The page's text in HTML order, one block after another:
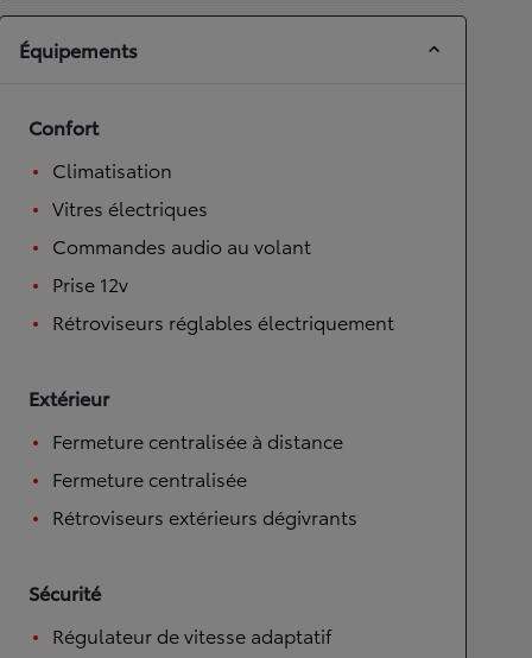
Équipements
Confort
Climatisation
Vitres électriques
Commandes audio au volant
Prise 12v
Rétroviseurs réglables électriquement
Extérieur
Fermeture centralisée à distance
Fermeture centralisée
Rétroviseurs extérieurs dégivrants
Sécurité
Régulateur de vitesse adaptatif